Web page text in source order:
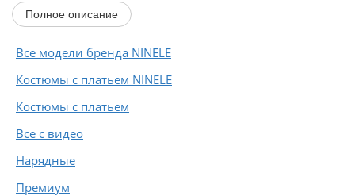
Полное описание
Все модели бренда NINELE
Костюмы с платьем NINELE
Костюмы с платьем
Все с видео
Нарядные
Премиум